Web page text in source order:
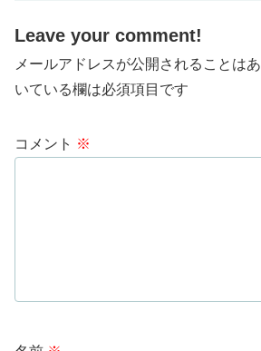
Leave your comment!
メールアドレスが公開されることはあ
いている欄は必須項目です
コメント ※